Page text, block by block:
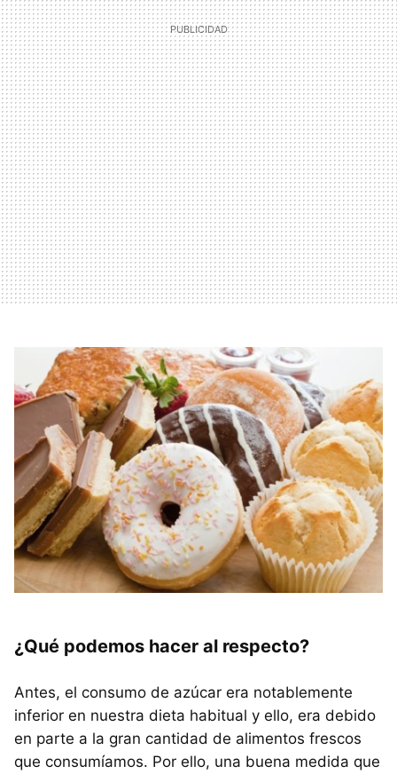
¿Qué podemos hacer al respecto?
Antes, el consumo de azúcar era notablemente
inferior en nuestra dieta habitual y ello, era debido
en parte a la gran cantidad de alimentos frescos
que consumíamos. Por ello, una buena medida que